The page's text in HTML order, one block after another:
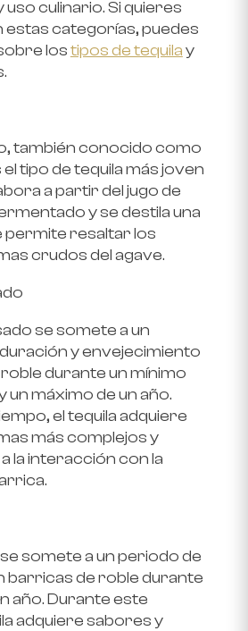
culinario. Si quieres
categorías, puedes
lostipos de tequilay
también conocido como
el tipo de tequila más joven
a partir del jugo de
y se destila una
permite resaltar los
crudos del agave.
se somete a un
y envejecimiento
durante un mínimo
un máximo de un año.
el tequila adquiere
más complejos y
la interacción con la
somete a un periodo de
barricas de roble durante
año. Durante este
adquiere sabores y